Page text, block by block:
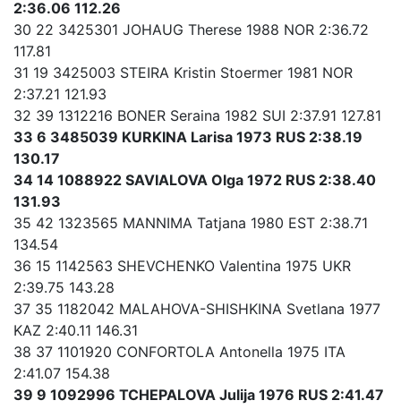
2:36.06 112.26
30 22 3425301 JOHAUG Therese 1988 NOR 2:36.72
117.81
31 19 3425003 STEIRA Kristin Stoermer 1981 NOR
2:37.21 121.93
32 39 1312216 BONER Seraina 1982 SUI 2:37.91 127.81
33 6 3485039 KURKINA Larisa 1973 RUS 2:38.19
130.17
34 14 1088922 SAVIALOVA Olga 1972 RUS 2:38.40
131.93
35 42 1323565 MANNIMA Tatjana 1980 EST 2:38.71
134.54
36 15 1142563 SHEVCHENKO Valentina 1975 UKR
2:39.75 143.28
37 35 1182042 MALAHOVA-SHISHKINA Svetlana 1977
KAZ 2:40.11 146.31
38 37 1101920 CONFORTOLA Antonella 1975 ITA
2:41.07 154.38
39 9 1092996 TCHEPALOVA Julija 1976 RUS 2:41.47